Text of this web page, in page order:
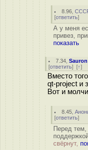
8.96 ,
[ответить]
А у меня
привез,
показать
7.34 ,Sauron
[ответить] [↑]
Вместо
qt-project и
Вот и
8.45 ,
[ответить]
Перед тем,
свёрнут,